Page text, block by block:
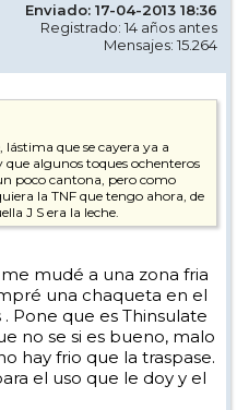
Enviado: 17-04-2013 18:36
Registrado: 14 años antes
Mensajes: 15.264
que se cayera ya a
algunos toques ochenteros
poco cantona, pero como
la TNF que tengo ahora, de
J S era la leche.
mudé a una zona fria
una chaqueta en el
Pone que es Thinsulate
no se si es bueno, malo
hay frio que la traspase.
el uso que le doy y el